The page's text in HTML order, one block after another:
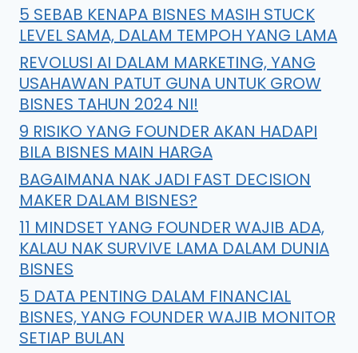
5 SEBAB KENAPA BISNES MASIH STUCK
LEVEL SAMA, DALAM TEMPOH YANG LAMA
REVOLUSI AI DALAM MARKETING, YANG
USAHAWAN PATUT GUNA UNTUK GROW
BISNES TAHUN 2024 NI!
9 RISIKO YANG FOUNDER AKAN HADAPI
BILA BISNES MAIN HARGA
BAGAIMANA NAK JADI FAST DECISION
MAKER DALAM BISNES?
11 MINDSET YANG FOUNDER WAJIB ADA,
KALAU NAK SURVIVE LAMA DALAM DUNIA
BISNES
5 DATA PENTING DALAM FINANCIAL
BISNES, YANG FOUNDER WAJIB MONITOR
SETIAP BULAN